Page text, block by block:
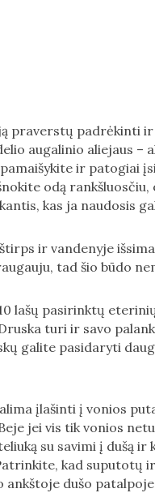
praverstų padrėkinti
augalinio aliejaus –
ir patogiai
odą
kas ja naudosis
ir vandenyje
tad šio būdo
lašų pasirinktų
turi ir savo
galite pasidaryti
įlašinti į vonios
jei vis tik vonios
su savimi į dušą ir
kad suputotų
ankštoje dušo